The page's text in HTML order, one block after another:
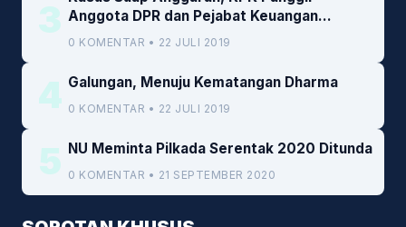
3 Anggota DPR dan Pejabat Keuangan
Kemenkeu
0 KOMENTAR • 22 JULI 2019
4 Galungan, Menuju Kematangan Dharma
0 KOMENTAR • 22 JULI 2019
5 NU Meminta Pilkada Serentak 2020 Ditunda
0 KOMENTAR • 21 SEPTEMBER 2020